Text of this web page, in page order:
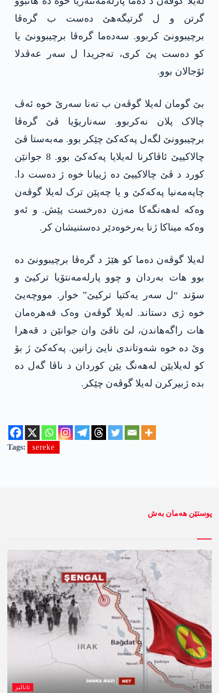
گرتن و ل گرتیگەھێ دەست ب گرەڤا
برچیبوونێ کربوو. سەدەما گرەڤا برچیبوونێ یا
کو دەست پێ کری، تەجریدا ل سەر عەڤدلا
ئۆجالان بوو.
بێ گومان لەیلا گوڤەن ب تەنا سەرێ خوە ئەڤ
چالاک پلان نەکربوو. سەناریۆیا ڤێ گرەڤا
برچیبوونێ لگەل پەکەکێ چێکر بوو. مەبەستا ڤێ
چالاکییێ ئاڤاکرنا لەیلایا پەکەکێ بوو. 8 جوانێن
کورد د ڤێ چالاکییێ دە ژییانا خوە ژ دەست دا.
چاپەمەنیا پەکەکێ و یا چەپێن ترک لەیلا گوڤەن
وەکە لەھەنگەکا مەزن دەرخست پێش. و ئەو
وەکە میناکا ژنا بەرخوەدێر دەستنیشان کر.
لەیلا گوڤەن دەما کو ھێژ د گرەڤا برچیبوونێ دە
بوو ھات بەردان و چوو پارلەمەنتۆیا ترکیێ و
سۆند “ل سەر یەکتیا ترکیێ” خوار. مووچەیێ
خوە ژی دستاند. لەیلا گوڤەن وەک قەھرەمان
ھات راگەهاندن، لێ ناڤێ وان جوانێن د قەهرا
وێ دە خوە شەوتاندی نایێ زانین. پەکەکێ ژ بۆ
کو لەیلایێن لەھەنگ یێن کوردان د ناڤا گەل دە
بدە ژبیرکرن لەیلا گوڤەن چێکر.
Tags: sereke
پوستێن ھەمان بەش
ئانالیز